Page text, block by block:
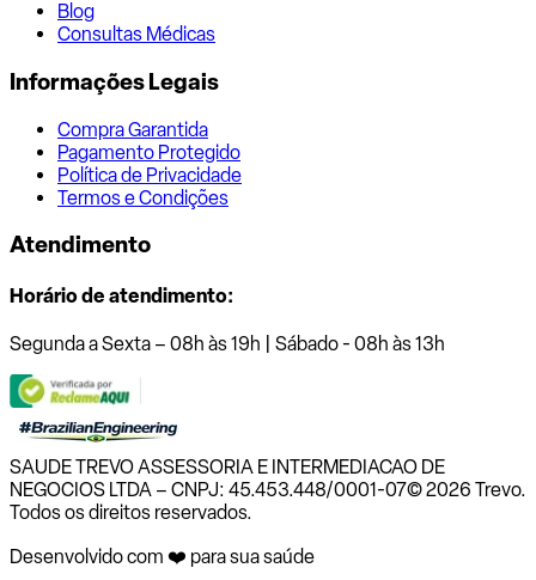
Blog
Consultas Médicas
Informações Legais
Compra Garantida
Pagamento Protegido
Política de Privacidade
Termos e Condições
Atendimento
Horário de atendimento:
Segunda a Sexta – 08h às 19h | Sábado - 08h às 13h
SAUDE TREVO ASSESSORIA E INTERMEDIACAO DE
NEGOCIOS LTDA – CNPJ: 45.453.448/0001-07© 2026 Trevo.
Todos os direitos reservados.
Desenvolvido com ❤️ para sua saúde